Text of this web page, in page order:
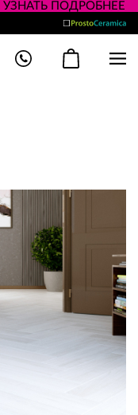
УЗНАТЬ ПОДРОБНЕЕ